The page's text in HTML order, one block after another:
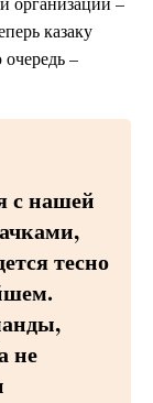
казаку
–
с нашей
тесно
не